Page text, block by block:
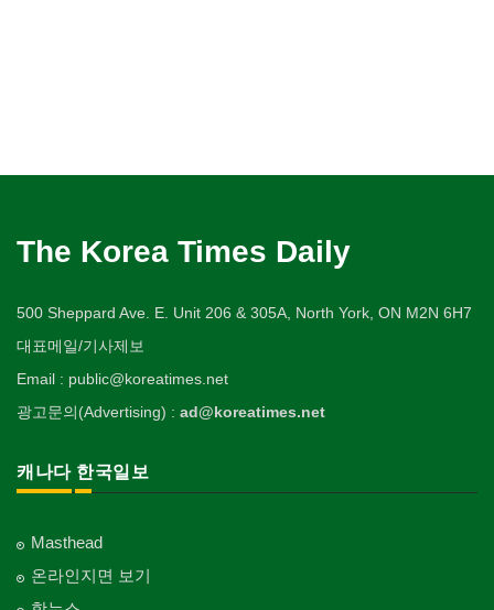
The Korea Times Daily
500 Sheppard Ave. E. Unit 206 & 305A, North York, ON M2N 6H7
대표메일/기사제보
Email : public@koreatimes.net
광고문의(Advertising) : ad@koreatimes.net
캐나다 한국일보
Masthead
온라인지면 보기